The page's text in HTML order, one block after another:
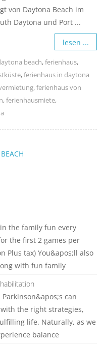
von Daytona Beach im
Daytona und Port ...
lesen ...
beach,ferienhaus,
,ferienhaus in daytona
,ferienhaus von
,ferienhausmiete,
the family fun every
the first 2 games per
Plus tax) You&apos;ll also
with fun family
can
the right strategies,
life. Naturally, as we
balance